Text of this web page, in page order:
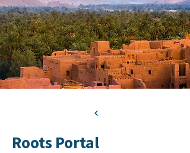
Roots Portal